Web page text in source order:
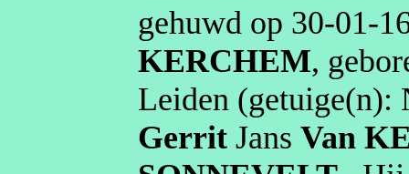
gehuwd op
KERCHEM,
Leiden (getuige(n):
Gerrit Jans Van